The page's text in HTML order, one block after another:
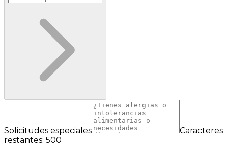
Solicitudes especiales
Caracteres
restantes: 500